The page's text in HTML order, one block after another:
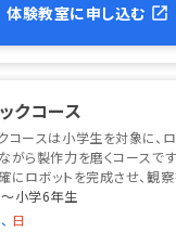
体験教室に申し込む
クコース
コースは小学生を対象に、
がら製作力を磨くコースで
にロボットを完成させ、観
ズムを学びます。 ...
小学6年生
日